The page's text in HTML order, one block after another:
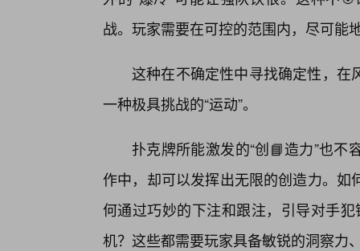
战。玩家需要在可控的范围内，尽可能
这种在不确定性中寻找确定性，
一种极具挑战的“运动”。
扑克牌所能激发的“创📘造力”也
作中，却可以发挥出无限的创造力。
何通过巧妙的下注和跟注，引导对手犯
机？这些都需要玩家具备敏锐的洞察力